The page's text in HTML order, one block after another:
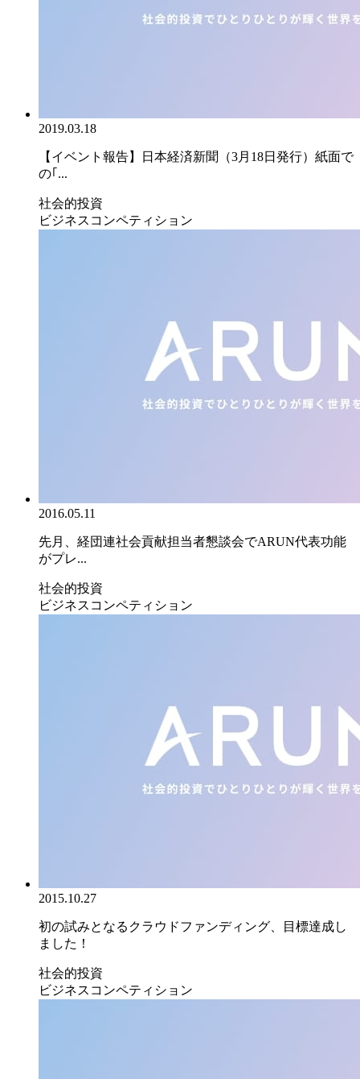
2019.03.18
【イベント報告】日本経済新聞（3月18日発行）紙面で
の｢...
社会的投資
ビジネスコンペティション
2016.05.11
先月、経団連社会貢献担当者懇談会でARUN代表功能
がプレ...
社会的投資
ビジネスコンペティション
2015.10.27
初の試みとなるクラウドファンディング、目標達成し
ました！
社会的投資
ビジネスコンペティション